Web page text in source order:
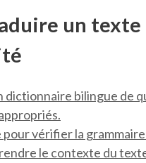
un
dictionnaire bilingue de
pour vérifier la
le contexte du